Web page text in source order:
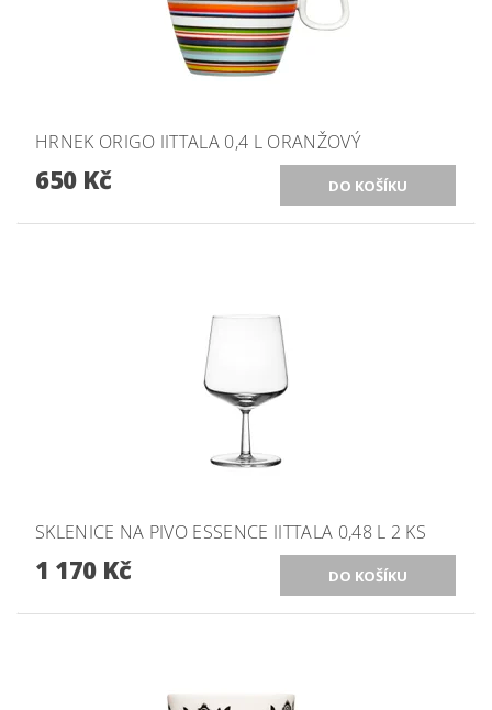
HRNEK ORIGO IITTALA 0,4 L ORANŽOVÝ
650 Kč
SKLENICE NA PIVO ESSENCE IITTALA 0,48 L 2 KS
1 170 Kč